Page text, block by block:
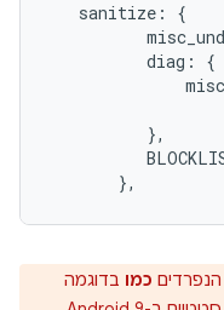
   sanitize: {
          diag: {
          },
       },
הנפרדים כמו בדוגמה